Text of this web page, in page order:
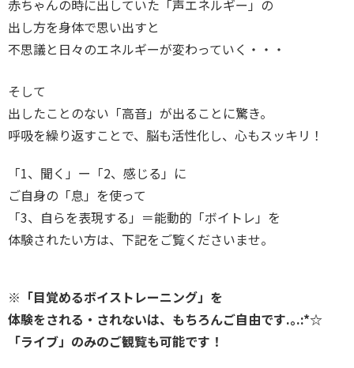
赤ちゃんの時に出していた「声エネルギー」の
出し方を身体で思い出すと
不思議と日々のエネルギーが変わっていく・・・
そして
出したことのない「高音」が出ることに驚き。
呼吸を繰り返すことで、脳も活性化し、心もスッキリ！
「1、聞く」ー「2、感じる」に
ご自身の「息」を使って
「3、自らを表現する」＝能動的「ボイトレ」を
体験されたい方は、下記をご覧くださいませ。
※「目覚めるボイストレーニング」を
体験をされる・されないは、もちろんご自由です.｡.:*☆
「ライブ」のみのご観覧も可能です！